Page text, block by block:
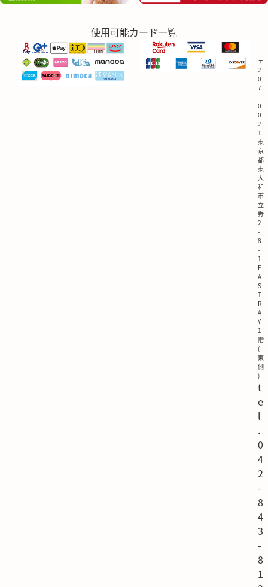
使用可能カード一覧
〒
2
0
7
-
0
0
2
1
東
京
都
東
大
和
市
立
野
2
-
8
-
1
E
A
S
T
R
A
Y
1
階
(
東
側
)
t
e
l
.
0
4
2
-
8
4
3
-
8
1